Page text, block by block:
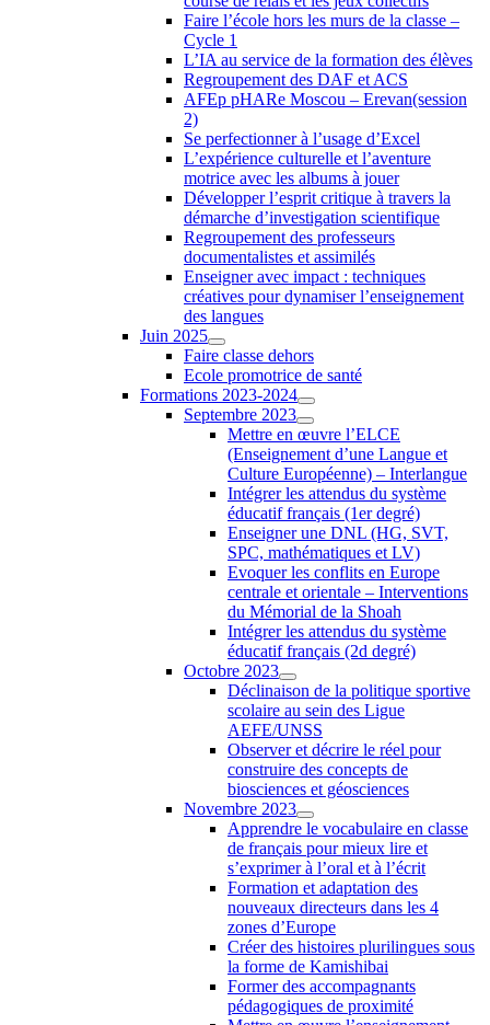
Faire l’école hors les murs de la classe –
Cycle 1
L’IA au service de la formation des élèves
Regroupement des DAF et ACS
AFEp pHARe Moscou – Erevan(session
2)
Se perfectionner à l’usage d’Excel
L’expérience culturelle et l’aventure
motrice avec les albums à jouer
Développer l’esprit critique à travers la
démarche d’investigation scientifique
Regroupement des professeurs
documentalistes et assimilés
Enseigner avec impact : techniques
créatives pour dynamiser l’enseignement
des langues
Juin 2025
Faire classe dehors
Ecole promotrice de santé
Formations 2023-2024
Septembre 2023
Mettre en œuvre l’ELCE
(Enseignement d’une Langue et
Culture Européenne) – Interlangue
Intégrer les attendus du système
éducatif français (1er degré)
Enseigner une DNL (HG, SVT,
SPC, mathématiques et LV)
Evoquer les conflits en Europe
centrale et orientale – Interventions
du Mémorial de la Shoah
Intégrer les attendus du système
éducatif français (2d degré)
Octobre 2023
Déclinaison de la politique sportive
scolaire au sein des Ligue
AEFE/UNSS
Observer et décrire le réel pour
construire des concepts de
biosciences et géosciences
Novembre 2023
Apprendre le vocabulaire en classe
de français pour mieux lire et
s’exprimer à l’oral et à l’écrit
Formation et adaptation des
nouveaux directeurs dans les 4
zones d’Europe
Créer des histoires plurilingues sous
la forme de Kamishibai
Former des accompagnants
pédagogiques de proximité